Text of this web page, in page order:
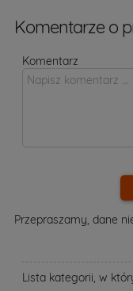
Komentarze o
Komentarz
Przepraszamy, dane
Lista kategorii, w